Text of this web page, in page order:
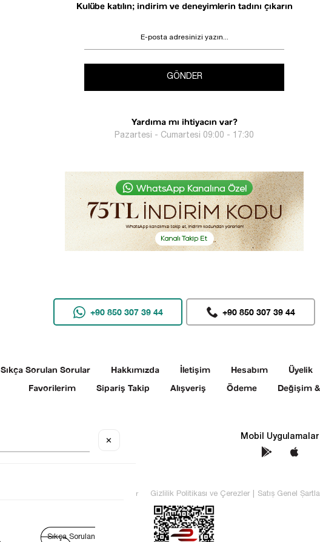
Kulübe katılın; indirim ve deneyimlerin tadını çıkarın
GÖNDER
Yardıma mı ihtiyacın var?
Pazartesi - Cumartesi 09:00 - 17:30
+90 850 307 39 44 +90 850 307 39 44
Sıkça Sorulan Sorular Hakkımızda İletişim Hesabım Üyelik
Favorilerim
Sipariş Takip Alışveriş Ödeme Değişim
Sosyal Medya Mobil Uygulamalar
© 2025 SEZGİ TEKİN Tüm hakları saklıdır Gizlilik Politikası ve Çerezler Satış Genel
✕
Sıkça Sorulan